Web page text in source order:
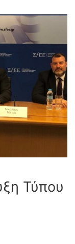
Τύπου